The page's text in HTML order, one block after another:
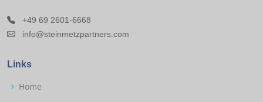
+49 69 2601-6668
info@steinmetzpartners.com
Links
Home